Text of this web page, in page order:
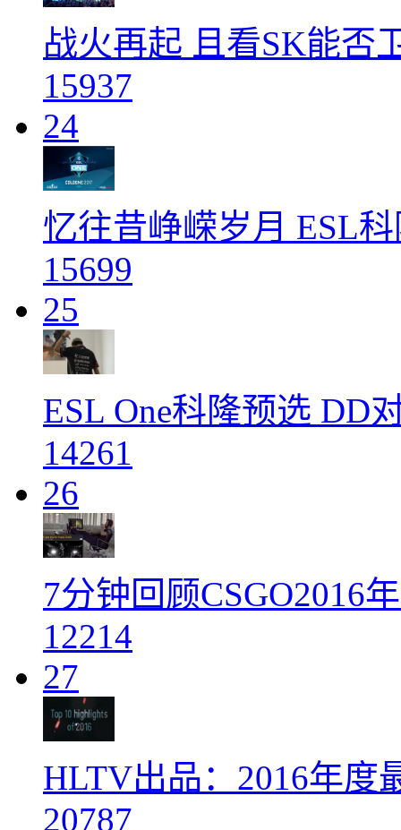
战火再起 且看SK能否
15937
24
忆往昔峥嵘岁月 ESL
15699
25
ESL One科隆预选 DD
14261
26
7分钟回顾CSGO2016
12214
27
HLTV出品：2016年度
20787